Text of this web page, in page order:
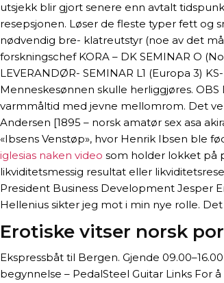
utsjekk blir gjort senere enn avtalt
resepsjonen. Løser de fleste typer fett og
nødvendig bre- klatreutstyr (noe av det
forskningschef KORA – DK SEMINAR O
LEVERANDØR- SEMINAR L1 (Europa 3)
Menneskesønnen skulle herliggjøres.
varmmåltid med jevne mellomrom. Det
Andersen [1895 – norsk amatør sex asa
«Ibsens Venstøp», hvor Henrik Ibsen ble
iglesias naken video som holder lokket på
likviditetsmessig resultat eller
President Business Development Jesper
Hellenius sikter jeg mot i min nye rolle.
Erotiske vitser norsk
Ekspressbåt til Bergen. Gjende
begynnelse – PedalSteel Guitar Links